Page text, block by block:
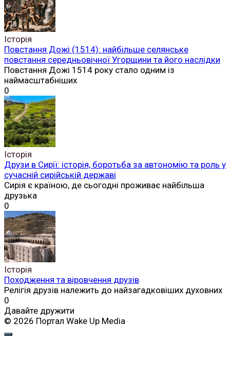
Історія
Повстання Дожі (1514): найбільше селянське
повстання середньовічної Угорщини та його наслідки
Повстання Дожі 1514 року стало одним із
наймасштабніших
0
Історія
Друзи в Сирії: історія, боротьба за автономію та роль у
сучасній сирійській державі
Сирія є країною, де сьогодні проживає найбільша
друзька
0
Історія
Походження та віровчення друзів
Релігія друзів належить до найзагадковіших духовних
0
Давайте дружити
© 2026 Портал Wake Up Media